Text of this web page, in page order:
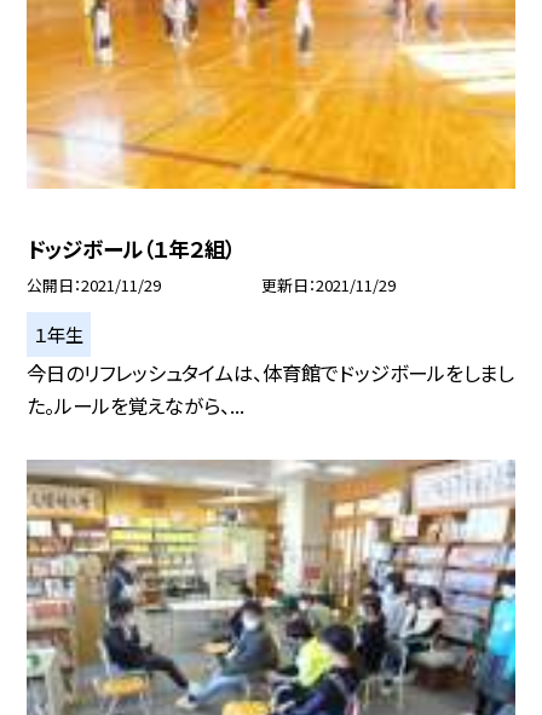
ドッジボール（１年２組）
公開日 2021/11/29 更新日 2021/11/29
１年生
今日のリフレッシュタイムは、体育館でドッジボールをしまし
た。ルールを覚えながら、...